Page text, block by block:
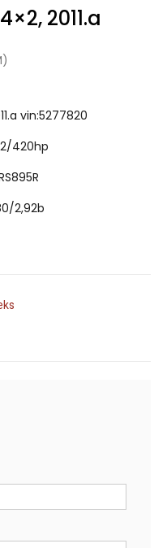
2011.a
vin:5277820
420hp
2,92b